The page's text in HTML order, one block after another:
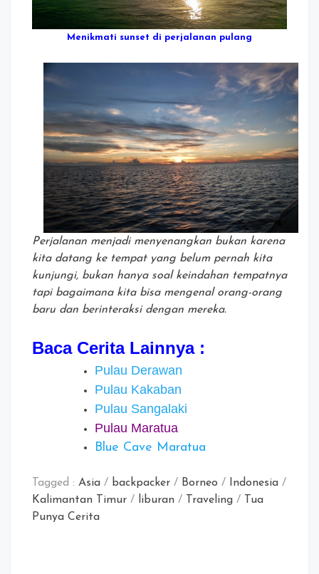
Menikmati sunset di perjalanan pulang
Perjalanan menjadi menyenangkan bukan karena
kita datang ke tempat yang belum pernah kita
kunjungi, bukan hanya soal keindahan tempatnya
tapi bagaimana kita bisa mengenal orang-orang
baru dan berinteraksi dengan mereka.
Baca Cerita Lainnya :
Pulau Derawan
Pulau Kakaban
Pulau Sangalaki
Pulau Maratua
Blue Cave Maratua
Tagged : Asia / backpacker / Borneo / Indonesia /
Kalimantan Timur / liburan / Traveling /
Tua
Punya Cerita